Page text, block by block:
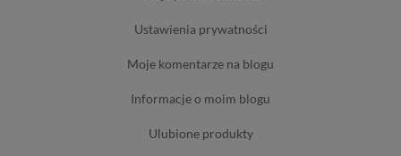
ustawienia prywatności
moje komentarze na blogu
informacje o moim blogu
ulubione produkty